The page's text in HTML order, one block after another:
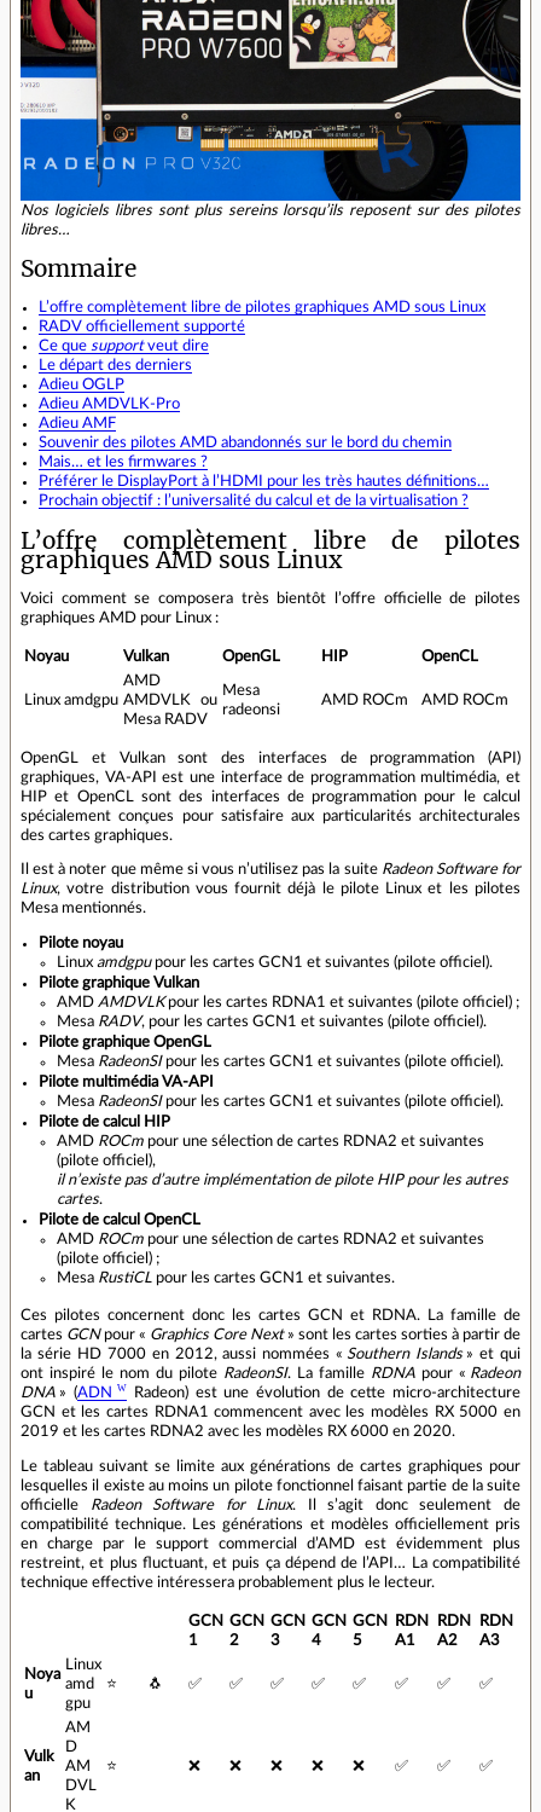
Nos logiciels libres sont plus sereins lorsqu’ils reposent sur des pilotes
libres…
Sommaire
L’offre complètement libre de pilotes graphiques AMD sous Linux
RADV officiellement supporté
Ce que supportveut dire
Le départ des derniers
Adieu OGLP
Adieu AMDVLK-Pro
Adieu AMF
Souvenir des pilotes AMD abandonnés sur le bord du chemin
Mais… et les firmwares ?
Préférer le DisplayPort à l’HDMI pour les très hautes définitions…
Prochain objectif : l’universalité du calcul et de la virtualisation ?
L’offre complètement libre de pilotes
graphiques AMD sous Linux
Voici comment se composera très bientôt l’offre officielle de pilotes
graphiques AMD pour Linux :
Noyau Vulkan OpenGL HIP OpenCL
Linux amdgpu
AMD
AMDVLK ou
Mesa RADV
Mesa
radeonsi
AMD ROCm AMD ROCm
OpenGL et Vulkan sont des interfaces de programmation (API)
graphiques, VA-API est une interface de programmation multimédia, et
HIP et OpenCL sont des interfaces de programmation pour le calcul
spécialement conçues pour satisfaire aux particularités architecturales
des cartes graphiques.
Il est à noter que même si vous n’utilisez pas la suite Radeon Software for
Linux, votre distribution vous fournit déjà le pilote Linux et les pilotes
Mesa mentionnés.
Pilote noyau
Linux amdgpupour les cartes GCN1 et suivantes (pilote officiel).
Pilote graphique Vulkan
AMD AMDVLKpour les cartes RDNA1 et suivantes (pilote officiel) ;
Mesa RADV, pour les cartes GCN1 et suivantes (pilote officiel).
Pilote graphique OpenGL
Mesa RadeonSIpour les cartes GCN1 et suivantes (pilote officiel).
Pilote multimédia VA-API
Mesa RadeonSIpour les cartes GCN1 et suivantes (pilote officiel).
Pilote de calcul HIP
AMD ROCm pour une sélection de cartes RDNA2 et suivantes
(pilote officiel),
il n’existe pas d’autre implémentation de pilote HIP pour les autres
cartes.
Pilote de calcul OpenCL
AMD ROCm pour une sélection de cartes RDNA2 et suivantes
(pilote officiel) ;
Mesa RustiCL pour les cartes GCN1 et suivantes.
Ces pilotes concernent donc les cartes GCN et RDNA. La famille de
cartes GCNpour « Graphics Core Next» sont les cartes sorties à partir de
la série HD 7000 en 2012, aussi nommées « Southern Islands» et qui
ont inspiré le nom du pilote RadeonSI. La famille RDNA pour « Radeon
DNA » (ADN
Radeon) est une évolution de cette micro-architecture
GCN et les cartes RDNA1 commencent avec les modèles RX 5000 en
2019 et les cartes RDNA2 avec les modèles RX 6000 en 2020.
Le tableau suivant se limite aux générations de cartes graphiques pour
lesquelles il existe au moins un pilote fonctionnel faisant partie de la suite
officielle
Radeon Software for Linux. Il s’agit donc seulement de
compatibilité technique. Les générations et modèles officiellement pris
en charge par le support commercial d’AMD est évidemment plus
restreint, et plus fluctuant, et puis ça dépend de l’API… La compatibilité
technique effective intéressera probablement plus le lecteur.
GCN
1
GCN
2
GCN
3
GCN
4
GCN
5
RDN
A1
RDN
A2
RDN
A3
Noya
u
Linux
amd
gpu
⭐️ 🐧️ ✅️ ✅️ ✅️ ✅️ ✅️ ✅️ ✅️ ✅️
Vulk
an
AM
D
AM
DVL
K
⭐️ ❌️ ❌️ ❌️ ❌️ ❌️ ✅️ ✅️ ✅️